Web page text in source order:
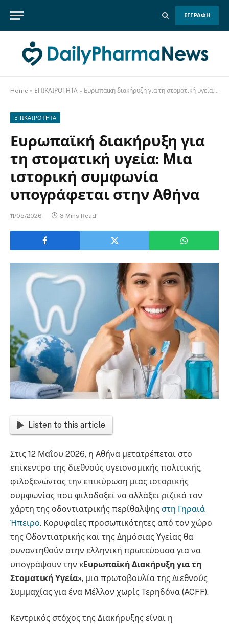
ΕΓΓΡΑΦΗ
Home » ΕΠΙΚΑΙΡΟΤΗΤΑ » Ευρωπαϊκή διακήρυξη για τη στοματική υγεία: Μια ιστορική συμφωνία υπογράφεται στην Αθήνα
ΕΠΙΚΑΙΡΟΤΗΤΑ
Ευρωπαϊκή διακήρυξη για
τη στοματική υγεία: Μια
ιστορική συμφωνία
υπογράφεται στην Αθήνα
11/05/2026 3 Mins Read
Listen to this article
Στις 12 Μαΐου 2026, η Αθήνα μετατρέπεται στο
επίκεντρο της διεθνούς υγειονομικής πολιτικής,
φιλοξενώντας την επικύρωση μιας ιστορικής
συμφωνίας που φιλοδοξεί να αλλάξει ριζικά τον
χάρτη της οδοντιατρικής περίθαλψης στη Γηραιά
Ήπειρο. Κορυφαίες προσωπικότητες από τον χώρο
της Οδοντιατρικής και της Δημόσιας Υγείας θα
συναντηθούν στην ελληνική πρωτεύουσα για να
υπογράψουν την «Ευρωπαϊκή Διακήρυξη για τη
Στοματική Υγεία», μια πρωτοβουλία της Διεθνούς
Συμμαχίας για ένα Μέλλον χωρίς Τερηδόνα (ACFF).
Κεντρικός στόχος της Διακήρυξης είναι η